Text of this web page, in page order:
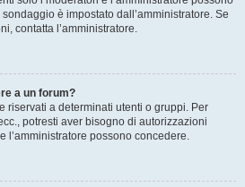
è impostato dall’amministratore. Se
contatta l’amministratore.
a un forum?
riservati a determinati utenti o gruppi. Per
potresti aver bisogno di autorizzazioni
l’amministratore possono concedere.